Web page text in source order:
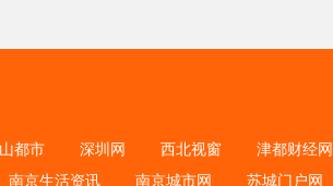
都市 深圳网 西北视窗 津都财经网
南京生活资讯
南京城市网 苏城门户网